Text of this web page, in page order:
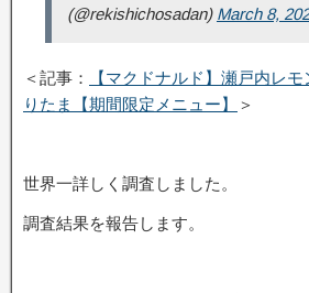
(@rekishichosadan) March 8,
＜記事：
【マクドナルド】瀬戸内レ
りたま【期間限定メニュー】
＞
世界一詳しく調査しました。
調査結果を報告します。